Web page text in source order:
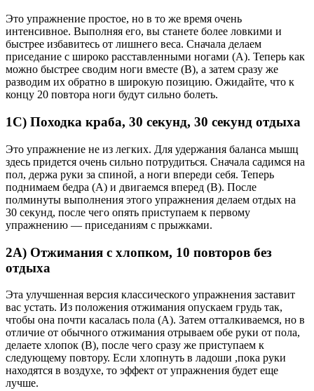
Это упражнение простое, но в то же время очень
интенсивное. Выполняя его, вы станете более ловкими и
быстрее избавитесь от лишнего веса. Сначала делаем
приседание с широко расставленными ногами (A). Теперь как
можно быстрее сводим ноги вместе (B), а затем сразу же
разводим их обратно в широкую позицию. Ожидайте, что к
концу 20 повтора ноги будут сильно болеть.
1C) Походка краба, 30 секунд, 30 секунд отдыха
Это упражнение не из легких. Для удержания баланса мышц
здесь придется очень сильно потрудиться. Сначала садимся на
пол, держа руки за спиной, а ноги впереди себя. Теперь
поднимаем бедра (A) и двигаемся вперед (B). После
полминуты выполнения этого упражнения делаем отдых на
30 секунд, после чего опять приступаем к первому
упражнению — приседаниям с прыжками.
2A) Отжимания с хлопком, 10 повторов без
отдыха
Эта улучшенная версия классического упражнения заставит
вас устать. Из положения отжимания опускаем грудь так,
чтобы она почти касалась пола (A). Затем отталкиваемся, но в
отличие от обычного отжимания отрываем обе руки от пола,
делаете хлопок (B), после чего сразу же приступаем к
следующему повтору. Если хлопнуть в ладоши ,пока руки
находятся в воздухе, то эффект от упражнения будет еще
лучше.